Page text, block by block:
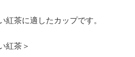
紅茶に適したカップです。
紅茶＞